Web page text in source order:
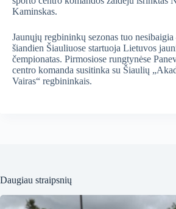
Kaminskas.
Jaunųjų regbininkų sezonas tuo nesibaigia
šiandien Šiauliuose startuoja Lietuvos
čempionatas. Pirmosiose rungtynėse
centro komanda susitinka su Šiaulių
Vairas“ regbininkais.
Daugiau straipsnių